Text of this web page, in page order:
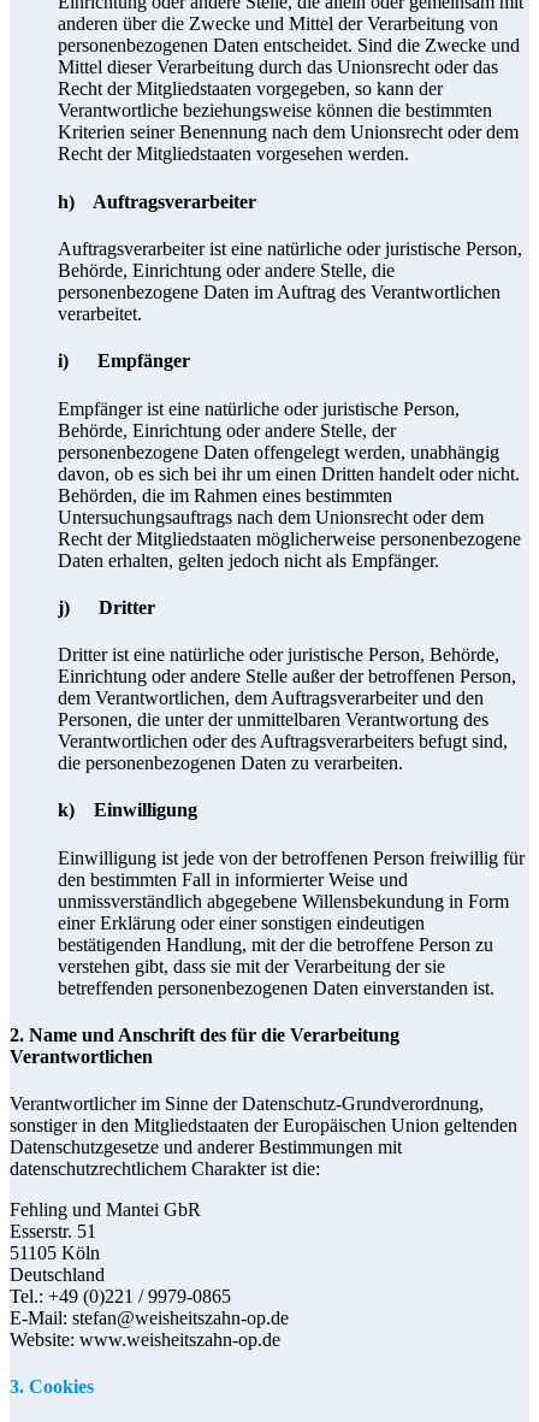
anderen über die Zwecke und Mittel der Verarbeitung von
personenbezogenen Daten entscheidet. Sind die Zwecke und
Mittel dieser Verarbeitung durch das Unionsrecht oder das
Recht der Mitgliedstaaten vorgegeben, so kann der
Verantwortliche beziehungsweise können die bestimmten
Kriterien seiner Benennung nach dem Unionsrecht oder dem
Recht der Mitgliedstaaten vorgesehen werden.
h) Auftragsverarbeiter
Auftragsverarbeiter ist eine natürliche oder juristische Person,
Behörde, Einrichtung oder andere Stelle, die
personenbezogene Daten im Auftrag des Verantwortlichen
verarbeitet.
i) Empfänger
Empfänger ist eine natürliche oder juristische Person,
Behörde, Einrichtung oder andere Stelle, der
personenbezogene Daten offengelegt werden, unabhängig
davon, ob es sich bei ihr um einen Dritten handelt oder nicht.
Behörden, die im Rahmen eines bestimmten
Untersuchungsauftrags nach dem Unionsrecht oder dem
Recht der Mitgliedstaaten möglicherweise personenbezogene
Daten erhalten, gelten jedoch nicht als Empfänger.
j) Dritter
Dritter ist eine natürliche oder juristische Person, Behörde,
Einrichtung oder andere Stelle außer der betroffenen Person,
dem Verantwortlichen, dem Auftragsverarbeiter und den
Personen, die unter der unmittelbaren Verantwortung des
Verantwortlichen oder des Auftragsverarbeiters befugt sind,
die personenbezogenen Daten zu verarbeiten.
k) Einwilligung
Einwilligung ist jede von der betroffenen Person freiwillig für
den bestimmten Fall in informierter Weise und
unmissverständlich abgegebene Willensbekundung in Form
einer Erklärung oder einer sonstigen eindeutigen
bestätigenden Handlung, mit der die betroffene Person zu
verstehen gibt, dass sie mit der Verarbeitung der sie
betreffenden personenbezogenen Daten einverstanden ist.
2. Name und Anschrift des für die Verarbeitung
Verantwortlichen
Verantwortlicher im Sinne der Datenschutz-Grundverordnung,
sonstiger in den Mitgliedstaaten der Europäischen Union geltenden
Datenschutzgesetze und anderer Bestimmungen mit
datenschutzrechtlichem Charakter ist die:
Fehling und Mantei GbR
Esserstr. 51
51105 Köln
Deutschland
Tel.: +49 (0)221 / 9979-0865
E-Mail: stefan@weisheitszahn-op.de
Website: www.weisheitszahn-op.de
3. Cookies